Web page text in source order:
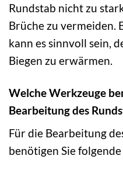
Rundstab nicht zu
Brüche zu vermeiden.
kann es sinnvoll sein,
Biegen zu erwärmen.
Welche Werkzeuge
Bearbeitung des
Für die Bearbeitung
benötigen Sie